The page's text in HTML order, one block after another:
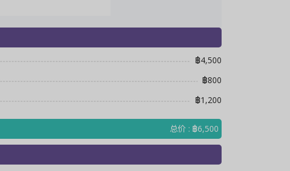
฿4,500
฿800
฿1,200
总价 : ฿6,500